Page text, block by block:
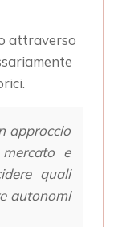
attraverso
approccio
e
quali
autonomi